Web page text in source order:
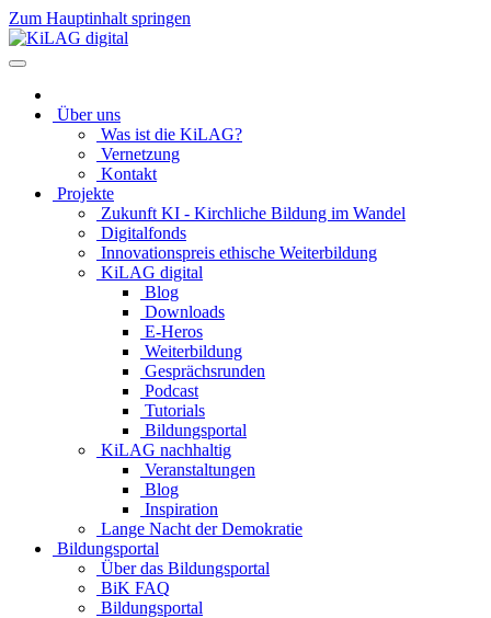
Zum Hauptinhalt springen
Über uns
Was ist die KiLAG?
Vernetzung
Kontakt
Projekte
Zukunft KI - Kirchliche Bildung im Wandel
Digitalfonds
Innovationspreis ethische Weiterbildung
KiLAG digital
Blog
Downloads
E-Heros
Weiterbildung
Gesprächsrunden
Podcast
Tutorials
Bildungsportal
KiLAG nachhaltig
Veranstaltungen
Blog
Inspiration
Lange Nacht der Demokratie
Bildungsportal
Über das Bildungsportal
BiK FAQ
Bildungsportal